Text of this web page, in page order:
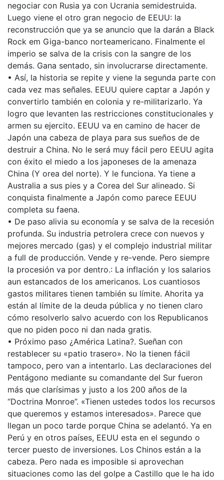
negociar con Rusia ya con Ucrania semidestruida.
Luego viene el otro gran negocio de EEUU: la
reconstrucción que ya se anuncio que la darán a Black
Rock em Giga-banco norteamericano. Finalmente el
imperio se salva de la crisis con la sangre de los
demás. Gana sentado, sin involucrarse directamente.
• Así, la historia se repite y viene la segunda parte con
cada vez mas señales. EEUU quiere captar a Japón y
convertirlo también en colonia y re-militarizarlo. Ya
logro que levanten las restricciones constitucionales y
armen su ejercito. EEUU va en camino de hacer de
Japón una cabeza de playa para sus sueños de de
destruir a China. No le será muy fácil pero EEUU agita
con éxito el miedo a los japoneses de la amenaza
China (Y orea del norte). Y le funciona. Ya tiene a
Australia a sus pies y a Corea del Sur alineado. Si
conquista finalmente a Japón como parece EEUU
completa su faena.
• De paso alivia su economía y se salva de la recesión
profunda. Su industria petrolera crece con nuevos y
mejores mercado (gas) y el complejo industrial militar
a full de producción. Vende y re-vende. Pero siempre
la procesión va por dentro.: La inflación y los salarios
aun estancados de los americanos. Los cuantiosos
gastos militares tienen también su límite. Ahorita ya
están al límite de la deuda pública y no tienen claro
cómo resolverlo salvo acuerdo con los Republicanos
que no piden poco ni dan nada gratis.
• Próximo paso ¿América Latina?. Sueñan con
restablecer su «patio trasero». No la tienen fácil
tampoco, pero van a intentarlo. Las declaraciones del
Pentágono mediante su comandante del Sur fueron
más que clarísimas y justo a los 200 años de la
“Doctrina Monroe”. «Tienen ustedes todos los recursos
que queremos y estamos interesados». Parece que
llegan un poco tarde porque China se adelantó. Ya en
Perú y en otros países, EEUU esta en el segundo o
tercer puesto de inversiones. Los Chinos están a la
cabeza. Pero nada es imposible si aprovechan
situaciones como las del golpe a Castillo que le ha ido